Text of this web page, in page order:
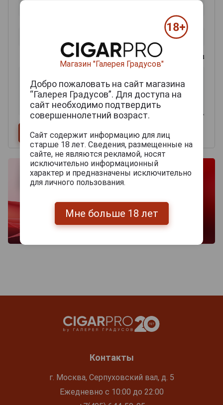
0из 2000 знаков
Контакты
г. Москва, Серпуховский вал, д. 5
Ежедневно с 10:00 до 22:00
Магазин "Галерея Градусов"
Добро пожаловать на сайт магазина
“Галерея Градусов”. Для доступа на
сайт необходимо подтвердить
совершеннолетний возраст.
Сайт содержит информацию для лиц
старше 18 лет. Сведения, размещенные на
сайте, не являются рекламой, носят
исключительно информационный
характер и предназначены исключительно
для личного пользования.
Мне больше 18 лет